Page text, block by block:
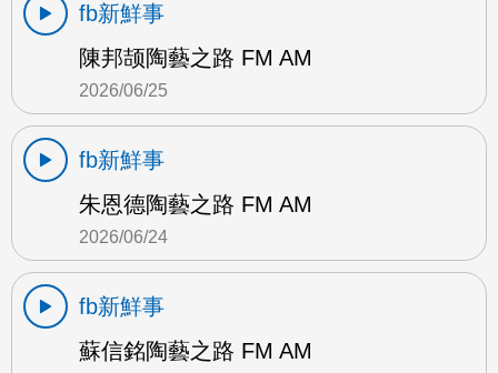
fb新鮮事
陳邦颉陶藝之路 FM AM
2026/06/25
fb新鮮事
朱恩德陶藝之路 FM AM
2026/06/24
fb新鮮事
蘇信銘陶藝之路 FM AM